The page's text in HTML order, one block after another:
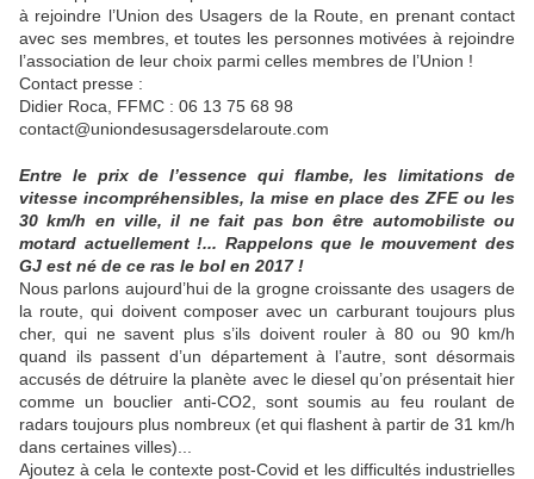
à rejoindre l’Union des Usagers de la Route, en prenant contact
avec ses membres, et toutes les personnes motivées à rejoindre
l’association de leur choix parmi celles membres de l’Union !
Contact presse :
Didier Roca, FFMC : 06 13 75 68 98
contact@uniondesusagersdelaroute.com
Entre le prix de l’essence qui flambe, les limitations de
vitesse incompréhensibles, la mise en place des ZFE ou les
30 km/h en ville, il ne fait pas bon être automobiliste ou
motard actuellement !... Rappelons que le mouvement des
GJ est né de ce ras le bol en 2017 !
Nous parlons aujourd’hui de la grogne croissante des usagers de
la route, qui doivent composer avec un carburant toujours plus
cher, qui ne savent plus s’ils doivent rouler à 80 ou 90 km/h
quand ils passent d’un département à l’autre, sont désormais
accusés de détruire la planète avec le diesel qu’on présentait hier
comme un bouclier anti-CO2, sont soumis au feu roulant de
radars toujours plus nombreux (et qui flashent à partir de 31 km/h
dans certaines villes)...
Ajoutez à cela le contexte post-Covid et les difficultés industrielles